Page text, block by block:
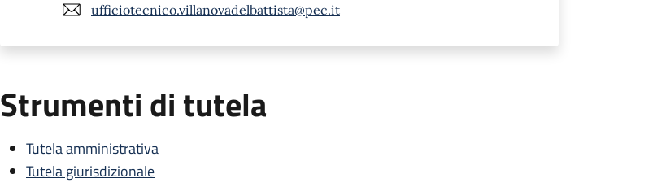
ufficiotecnico.villanovadelbattista@pec.it
Strumenti di tutela
Tutela amministrativa
Tutela giurisdizionale